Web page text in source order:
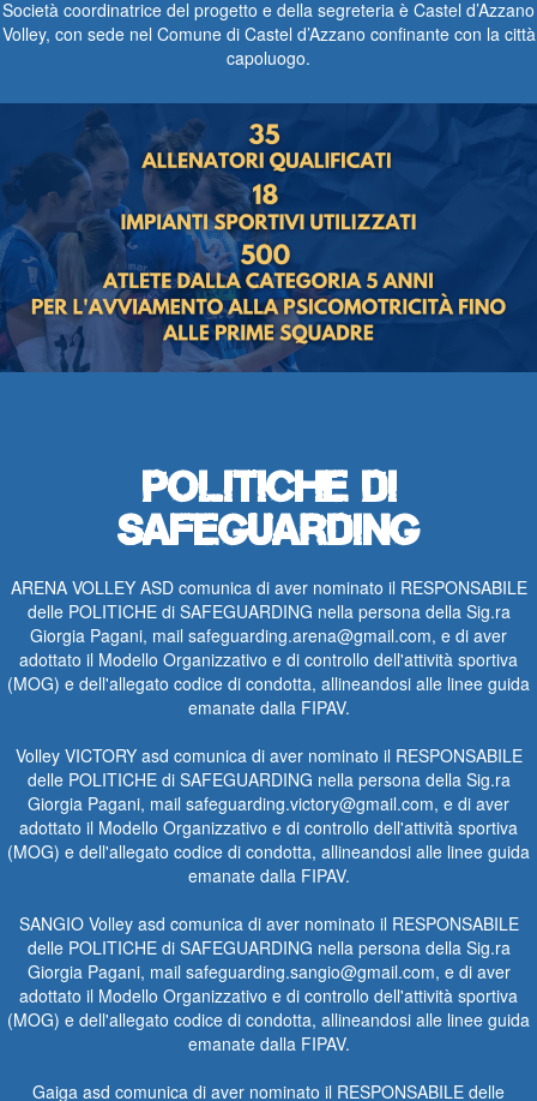
Società coordinatrice del progetto e della segreteria è Castel d’Azzano
Volley, con sede nel Comune di Castel d’Azzano confinante con la città
capoluogo.
Politiche di
Safeguarding
ARENA VOLLEY ASD comunica di aver nominato il RESPONSABILE
delle POLITICHE di SAFEGUARDING nella persona della Sig.ra
Giorgia Pagani, mail safeguarding.arena@gmail.com, e di aver
adottato il Modello Organizzativo e di controllo dell'attività sportiva
(MOG) e dell'allegato codice di condotta, allineandosi alle linee guida
emanate dalla FIPAV.
Volley VICTORY asd comunica di aver nominato il RESPONSABILE
delle POLITICHE di SAFEGUARDING nella persona della Sig.ra
Giorgia Pagani, mail safeguarding.victory@gmail.com, e di aver
adottato il Modello Organizzativo e di controllo dell'attività sportiva
(MOG) e dell'allegato codice di condotta, allineandosi alle linee guida
emanate dalla FIPAV.
SANGIO Volley asd comunica di aver nominato il RESPONSABILE
delle POLITICHE di SAFEGUARDING nella persona della Sig.ra
Giorgia Pagani, mail safeguarding.sangio@gmail.com, e di aver
adottato il Modello Organizzativo e di controllo dell'attività sportiva
(MOG) e dell'allegato codice di condotta, allineandosi alle linee guida
emanate dalla FIPAV.
Gaiga asd comunica di aver nominato il RESPONSABILE delle